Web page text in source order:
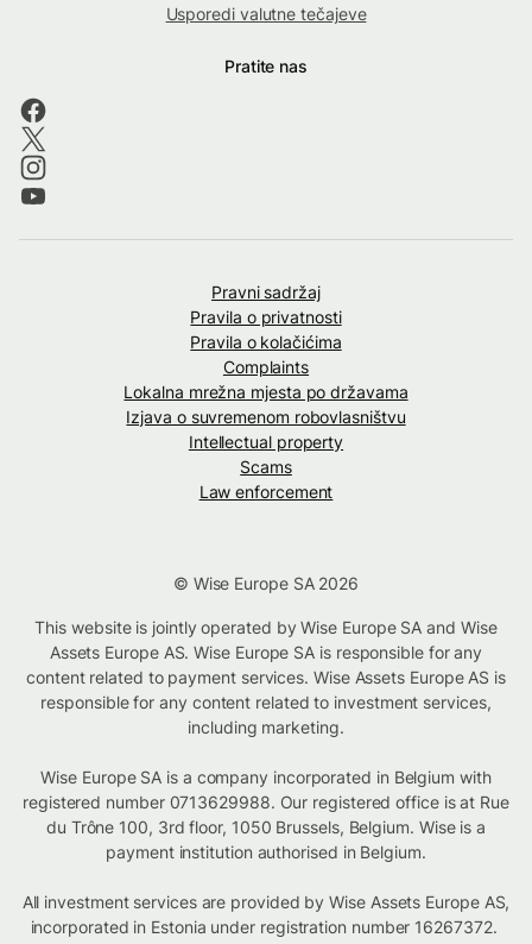
Usporedi valutne tečajeve
Pratite nas
Pravni sadržaj
Pravila o privatnosti
Pravila o kolačićima
Complaints
Lokalna mrežna mjesta po državama
Izjava o suvremenom robovlasništvu
Intellectual property
Scams
Law enforcement
© Wise Europe SA 2026
This website is jointly operated by Wise Europe SA and Wise
Assets Europe AS. Wise Europe SA is responsible for any
content related to payment services. Wise Assets Europe AS is
responsible for any content related to investment services,
including marketing.
Wise Europe SA is a company incorporated in Belgium with
registered number 0713629988. Our registered office is at Rue
du Trône 100, 3rd floor, 1050 Brussels, Belgium. Wise is a
payment institution authorised in Belgium.
All investment services are provided by Wise Assets Europe AS,
incorporated in Estonia under registration number 16267372.